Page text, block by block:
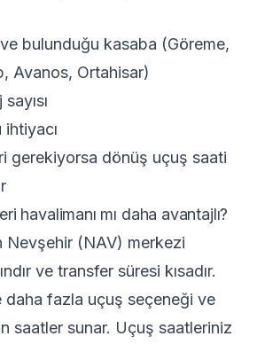
bulunduğu kasaba (Göreme,
Avanos, Ortahisar)
gerekiyorsa dönüş uçuş saati
havalimanı mı daha avantajlı?
Nevşehir (NAV) merkezi
ve transfer süresi kısadır.
daha fazla uçuş seçeneği ve
saatler sunar. Uçuş saatleriniz